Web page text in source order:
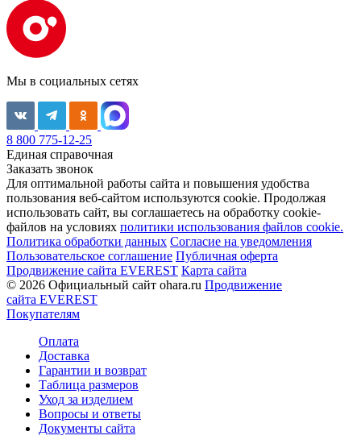
Мы в социальных сетях
8 800 775-12-25
Единая справочная
Заказать звонок
Для оптимальной работы сайта и повышения удобства
пользования веб-сайтом используются cookie. Продолжая
использовать сайт, вы соглашаетесь на обработку cookie-
файлов на условиях политики использования файлов cookie.
Политика обработки данных Согласие на уведомления
Пользовательское соглашение Публичная оферта
Продвижение сайта EVEREST Карта сайта
© 2026 Официальный сайт ohara.ru Продвижение
сайта EVEREST
Покупателям
Оплата
Доставка
Гарантии и возврат
Таблица размеров
Уход за изделием
Вопросы и ответы
Документы сайта